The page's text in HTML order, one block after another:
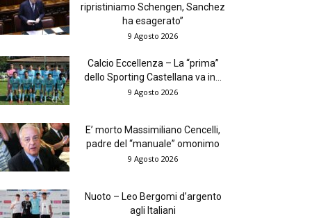
ripristiniamo Schengen, Sanchez
ha esagerato”
9 Agosto 2026
Calcio Eccellenza – La “prima”
dello Sporting Castellana va in...
9 Agosto 2026
E’ morto Massimiliano Cencelli,
padre del “manuale” omonimo
9 Agosto 2026
Nuoto – Leo Bergomi d’argento
agli Italiani